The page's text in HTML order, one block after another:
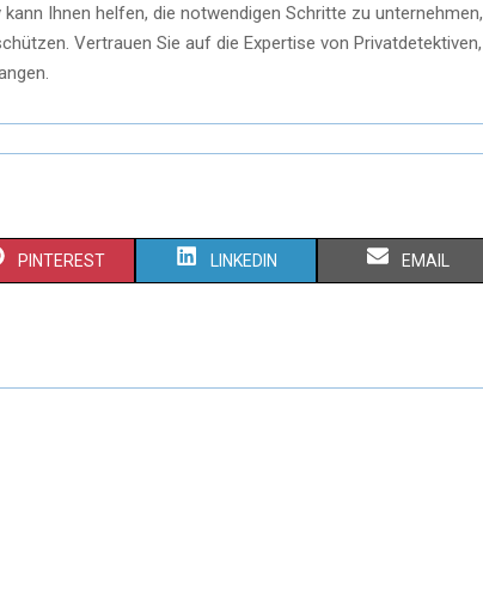
Ihnen helfen, die notwendigen Schritte zu unternehmen,
Vertrauen Sie auf die Expertise von Privatdetektiven,
PINTEREST LINKEDIN EMAIL